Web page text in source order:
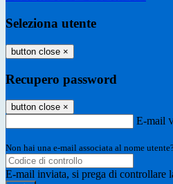
Seleziona utente
button close ×
Recupero password
button close ×
E-mail
Non hai una e-mail associata al nome
E-mail inviata, si prega di controllare